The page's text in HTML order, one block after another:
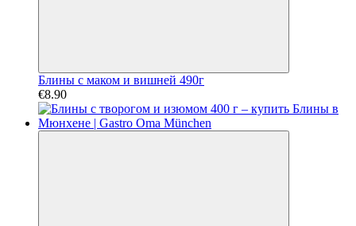
Блины с маком и вишней 490г
€8.90